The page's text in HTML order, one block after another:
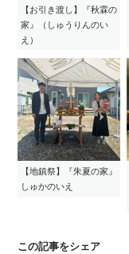
【お引き渡し】『秋霖の
家』（しゅうりんのい
え）
【地鎮祭】『朱夏の家』
しゅかのいえ
この記事をシェア